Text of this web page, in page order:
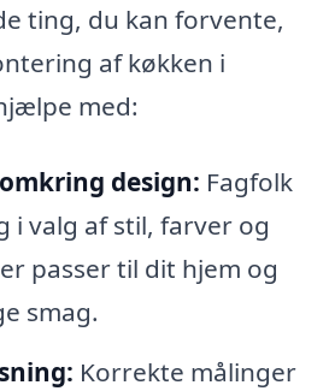
ting, du kan forvente,
af køkken i
med:
design: Fagfolk
i valg af stil, farver og
passer til dit hjem og
smag.
Korrekte målinger